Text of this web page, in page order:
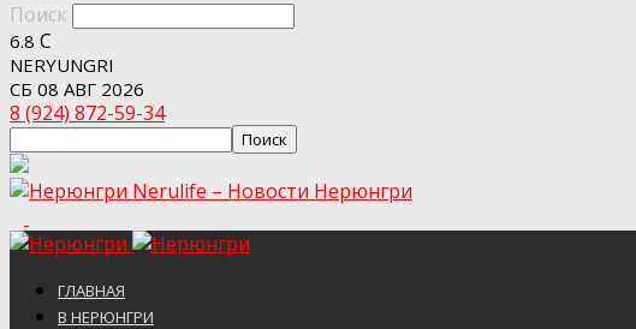
Поиск
6.8 C
NERYUNGRI
СБ 08 АВГ 2026
8 (924) 872-59-34
Nerulife – Новости Нерюнгри
ГЛАВНАЯ
В НЕРЮНГРИ